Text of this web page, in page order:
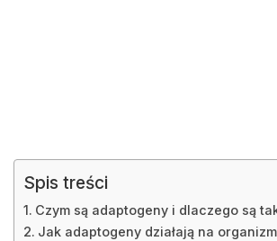
Spis treści
Czym są adaptogeny i dlaczego są
Jak adaptogeny działają na